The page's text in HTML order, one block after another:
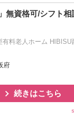
無資格可/シフト
料老人ホーム HIBISU
府
続きはこちら